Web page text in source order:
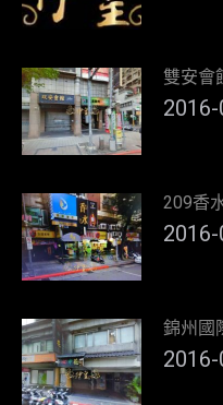
雙安會
2016-
209香
2016-
錦州國
2016-